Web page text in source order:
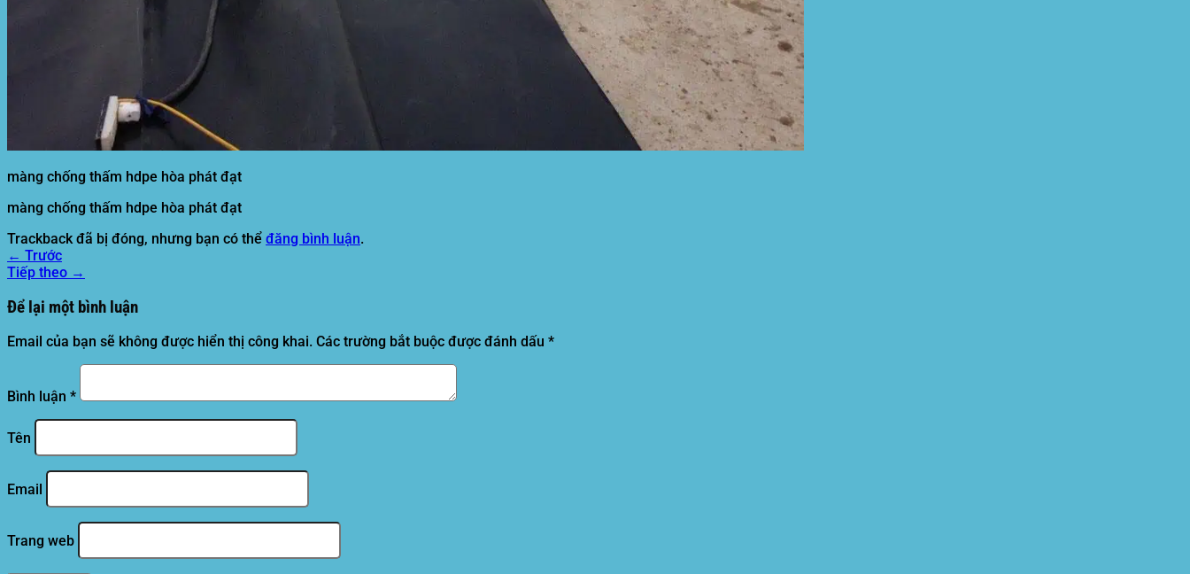
màng chống thấm hdpe hòa phát đạt
màng chống thấm hdpe hòa phát đạt
Trackback đã bị đóng, nhưng bạn có thể đăng bình luận.
← Trước
Tiếp theo →
Để lại một bình luận
Email của bạn sẽ không được hiển thị công khai. Các trường bắt buộc được đánh dấu *
Bình luận *
Tên
Email
Trang web